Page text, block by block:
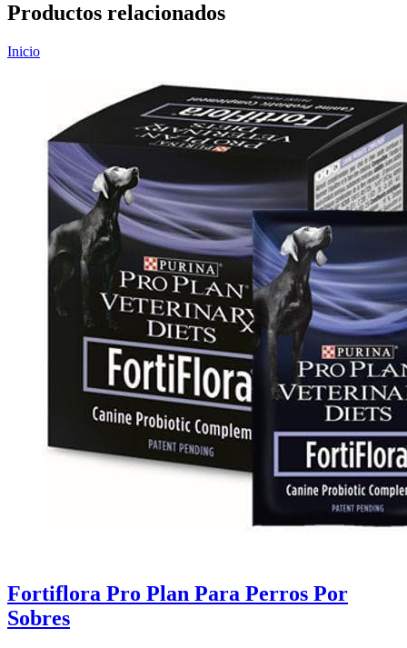
Productos relacionados
Inicio
Fortiflora Pro Plan Para Perros Por
Sobres